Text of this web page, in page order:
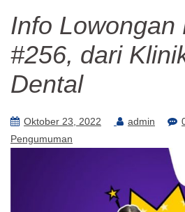
Info Lowongan
#256, dari
Dental
Oktober 23, 2022 admin
Pengumuman